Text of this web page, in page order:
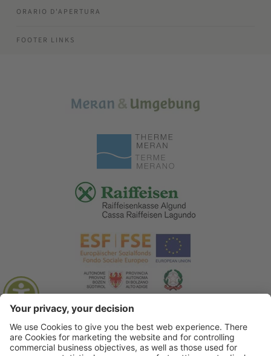
ORARIO D'APERTURA
FOOTER LINKS
© 2026 Associazione Turistica di Lagundo . Credits .